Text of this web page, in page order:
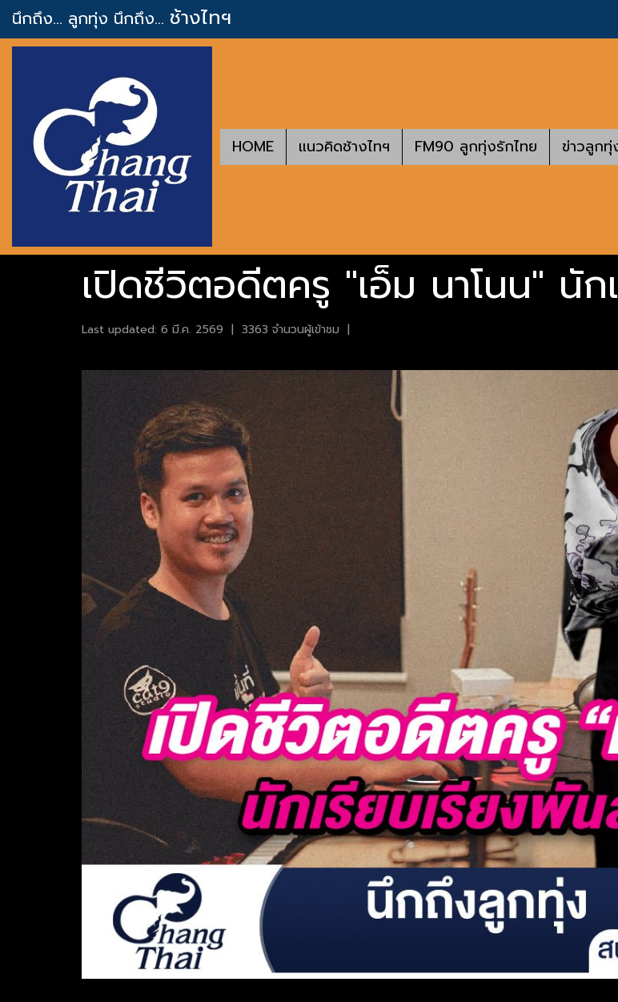
นึกถึง... ลูกทุ่ง นึกถึง... ช้างไทฯ
HOME แนวคิดช้างไทฯ FM90 ลูกทุ่งรักไทย ข่าวลูกทุ่
เปิดชีวิตอดีตครู "เอ็ม นาโนน" นั
Last updated: 6 มี.ค. 2569 | 3363 จำนวนผู้เข้าชม |